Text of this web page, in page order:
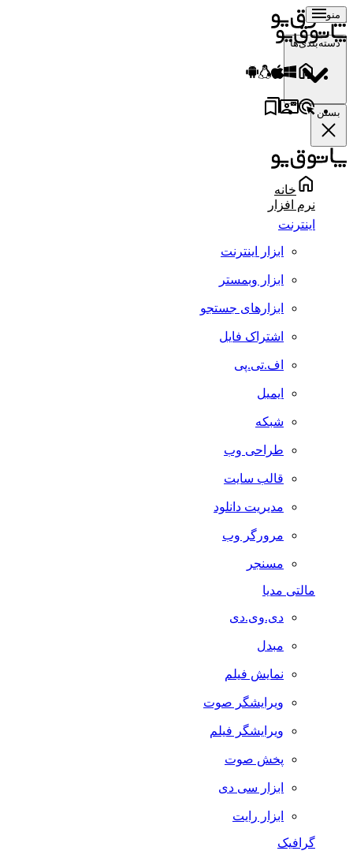
منو
دسته‌بندی‌ها
بستن
خانه
نرم افزار
اینترنت
ابزار اینترنت
ابزار وبمستر
ابزارهای جستجو
اشتراک فایل
اف.تی.پی
ایمیل
شبکه
طراحی وب
قالب سایت
مدیریت دانلود
مرورگر وب
مسنجر
مالتی مدیا
دی.وی.دی
مبدل
نمایش فیلم
ویرایشگر صوت
ویرایشگر فیلم
پخش صوت
ابزار سی دی
ابزار رایت
گرافیک